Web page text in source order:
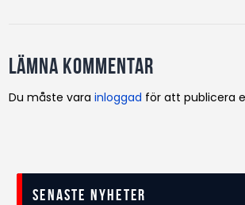
Lämna kommentar
Du måste varainloggad för att publicera
Senaste nyheter